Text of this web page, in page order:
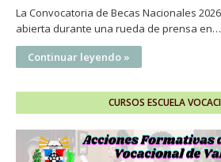
La Convocatoria de Becas Nacionales
abierta durante una rueda de prensa en…
Continuar leyendo »
CURSOS ESCUELA